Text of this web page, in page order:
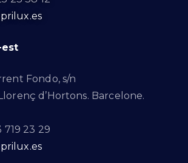
Fondo, s/n
d’Hortons. Barcelone.
719 23 29